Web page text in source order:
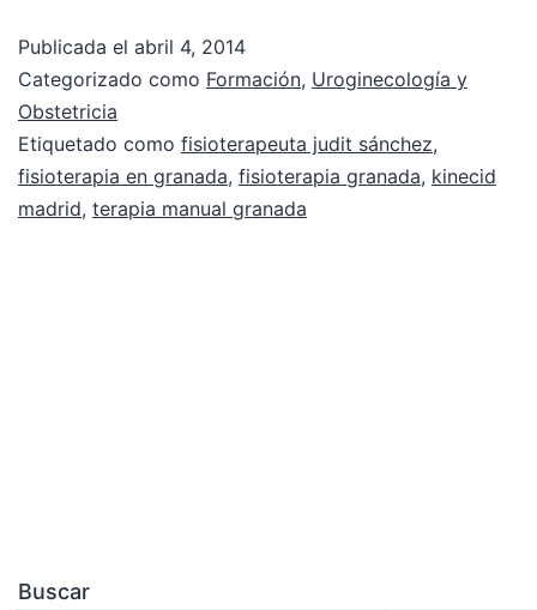
Publicada el abril 4, 2014
Categorizado como Formación, Uroginecología y
Obstetricia
Etiquetado como fisioterapeuta judit sánchez,
fisioterapia en granada, fisioterapia granada, kinecid
madrid, terapia manual granada
Buscar